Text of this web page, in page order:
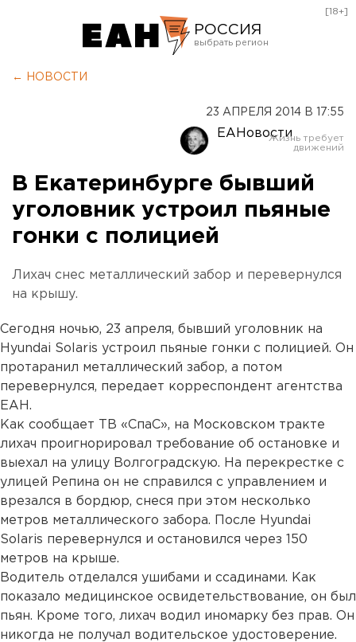
РОССИЯ
Оренбург
[18+]
← НОВОСТИ
23 АПРЕЛЯ 2014 В 17:55
ЕАНовости
В Екатеринбурге бывший
уголовник устроил пьяные
гонки с полицией
Лихач снес металлический забор и перевернулся
на крышу.
Сегодня ночью, 23 апреля, бывший уголовник на
Hyundai Solaris устроил пьяные гонки с полицией. Он
протаранил металлический забор, а потом
перевернулся, передает корреспондент агентства
ЕАН.
Как сообщает ТВ «СпаС», на Московском тракте
лихач проигнорировал требование об остановке и
выехал на улицу Волгоградскую. На перекрестке с
улицей Репина он не справился с управлением и
врезался в бордюр, снеся при этом несколько
метров металлического забора. После Hyundai
Solaris перевернулся и остановился через 150
метров на крыше.
Водитель отделался ушибами и ссадинами. Как
показало медицинское освидетельствование, он был
пьян. Кроме того, лихач водил иномарку без прав. Он
никогда не получал водительское удостоверение.